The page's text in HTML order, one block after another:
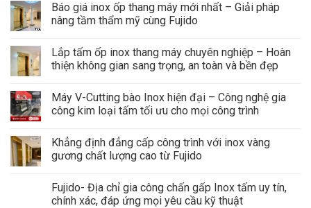
Báo giá inox ốp thang máy mới nhất – Giải pháp
nâng tầm thẩm mỹ cùng Fujido
Lắp tấm ốp inox thang máy chuyên nghiệp – Hoàn
thiện không gian sang trọng, an toàn và bền đẹp
Máy V-Cutting bào Inox hiện đại – Công nghệ gia
công kim loại tấm tối ưu cho mọi công trình
Khẳng định đẳng cấp công trình với inox vàng
gương chất lượng cao từ Fujido
Fujido- Địa chỉ gia công chấn gấp Inox tấm uy tín,
chính xác, đáp ứng mọi yêu cầu kỹ thuật